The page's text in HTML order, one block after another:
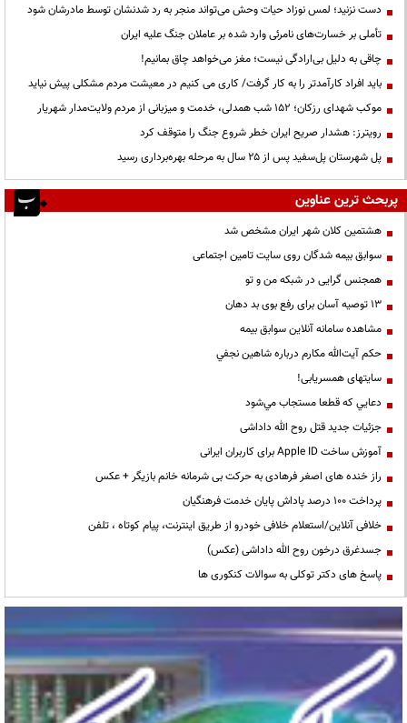
دست نزنید؛ لمس نوزاد حیات وحش می‌تواند منجر به رد شدنشان توسط مادرشان شود
تأملی بر خسارت‌های نامرئی وارد شده بر عاملان جنگ علیه ایران
چاقی به دلیل بی‌ارادگی نیست؛ مغز می‌خواهد چاق بمانیم!
باید افراد کارآمدتر را به کار گرفت/ کاری می کنیم در معیشت مردم مشکلی پیش نیاید
موکب شهدای رزکان؛ ۱۵۲ شب همدلی، خدمت و میزبانی از مردم ولایت‌مدار شهریار
رویترز: هشدار صریح ایران خطر شروع جنگ را متوقف کرد
پل شهرستان پل‌سفید پس از ۲۵ سال به مرحله بهره‌برداری رسید
پربحث ترین عناوین
هشتمین کلان شهر ایران مشخص شد
سوابق بیمه شدگان روی سایت تامین اجتماعی
همجنس گرایی در شبکه من و تو
13 توصیه آسان برای رفع بوی بد دهان
مشاهده سامانه آنلاين سوابق بیمه
حكم آيت‌الله مكارم درباره شاهين نجفي
سایتهای همسریابی!
دعايي كه قطعا مستجاب مي‌شود
جزئیات جدید قتل روح الله داداشی
آموزش ساخت Apple ID برای کاربران ایرانی
راز خنده های اصغر فرهادی به حرکت بی شرمانه خانم بازیگر + عکس
پرداخت ۱۰۰ درصد پاداش پایان خدمت فرهنگیان
خلافی آنلاین/استعلام خلافی خودرو از طریق اینترنت، پیام کوتاه ، تلفن
جسدغرق درخون روح الله داداشی (عکس)
پاسخ های دکتر توکلی به سوالات کنکوری ها